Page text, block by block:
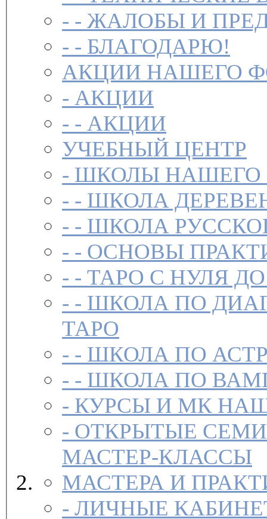
- - ЖАЛОБЫ И
- - БЛАГОДАРЮ!
АКЦИИ НАШЕГО
- АКЦИИ
- - АКЦИИ
УЧЕБНЫЙ ЦЕНТР
- ШКОЛЫ НАШЕГО
- - ШКОЛА
- - ШКОЛА
- - ОСНОВЫ
- - ТАРО С НУЛЯ
- - ШКОЛА ПО
ТАРО
- - ШКОЛА ПО
- - ШКОЛА ПО
-
- ОТКРЫТЫЕ
МАСТЕР-КЛАССЫ
МАСТЕРА И
- ЛИЧНЫЕ